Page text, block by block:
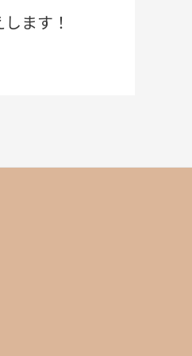
ます！